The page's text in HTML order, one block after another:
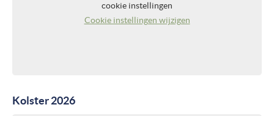
cookie instellingen
Cookie instellingen wijzigen
Kolster 2026